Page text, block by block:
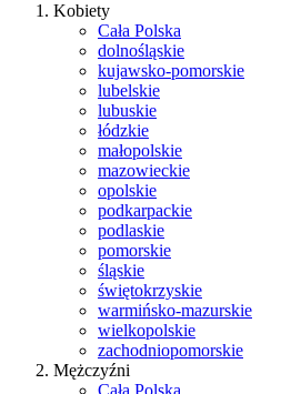
Kobiety
Cała Polska
dolnośląskie
kujawsko-pomorskie
lubelskie
lubuskie
łódzkie
małopolskie
mazowieckie
opolskie
podkarpackie
podlaskie
pomorskie
śląskie
świętokrzyskie
warmińsko-mazurskie
wielkopolskie
zachodniopomorskie
Mężczyźni
Cała Polska